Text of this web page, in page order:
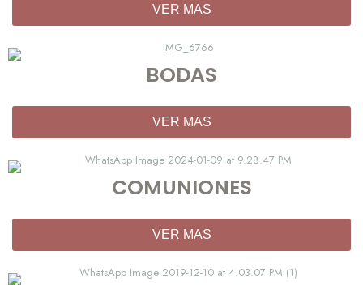
VER MAS
BODAS
VER MAS
COMUNIONES
VER MAS